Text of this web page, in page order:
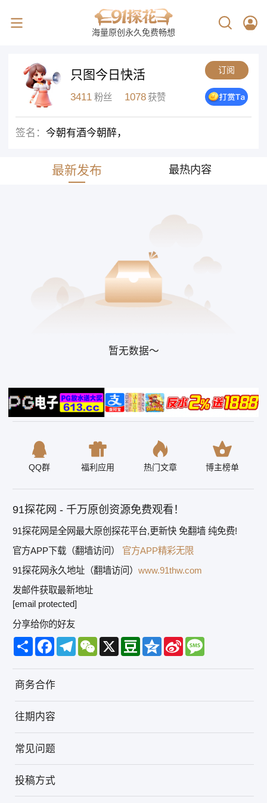
海量原创永久免费畅想
只图今日快活 订阅
3411 粉丝 1078 获赞
签名： 今朝有酒今朝醉，
最新发布 最热内容
暂无数据～
QQ群 福利应用 热门文章 博主榜单
91探花网 - 千万原创资源免费观看！
91探花网是全网最大原创探花平台,更新快 免翻墙 纯免费!
官方APP下载（翻墙访问）
官方APP精彩无限
91探花网永久地址（翻墙访问） www.91thw.com
发邮件获取最新地址
[email protected]
分享给你的好友
Share FacebookTelegramWeChat
X DoubanQzoneSina
Weibo
Message
商务合作
往期内容
常见问题
投稿方式